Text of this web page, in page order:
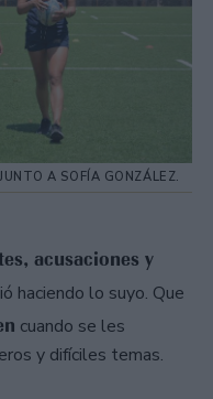
A SOFÍA GONZÁLEZ.
acusaciones y
haciendo lo suyo. Que
cuando se les
y difíciles temas.